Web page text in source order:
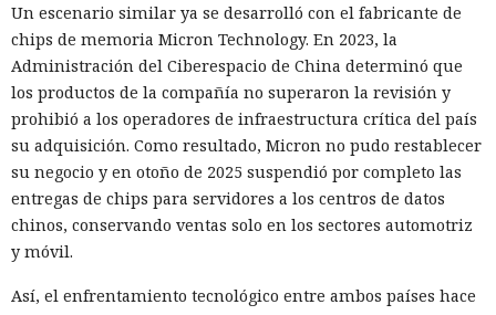
Un escenario similar ya se desarrolló con el fabricante de
chips de memoria Micron Technology. En 2023, la
Administración del Ciberespacio de China determinó que
los productos de la compañía no superaron la revisión y
prohibió a los operadores de infraestructura crítica del país
su adquisición. Como resultado, Micron no pudo restablecer
su negocio y en otoño de 2025 suspendió por completo las
entregas de chips para servidores a los centros de datos
chinos, conservando ventas solo en los sectores automotriz
y móvil.
Así, el enfrentamiento tecnológico entre ambos países hace
muchos meses con datos robados de otras personas, antes
de ser detenido y entregado a la justicia estadounidense por
uno de los mayores hackeos de los últimos años — ataque a
la plataforma en la nube Snowflake.
Muka, de 26 años, se declaró culpable de cargos de fraude
informático y telefónico, robo agravado de datos personales
y conspiración en un tribunal federal del estado de
Washington. Su sentencia se dictará el 27 de octubre; la
pena máxima es de hasta 32 años de prisión.
Muka y sus cómplices utilizaron credenciales robadas para